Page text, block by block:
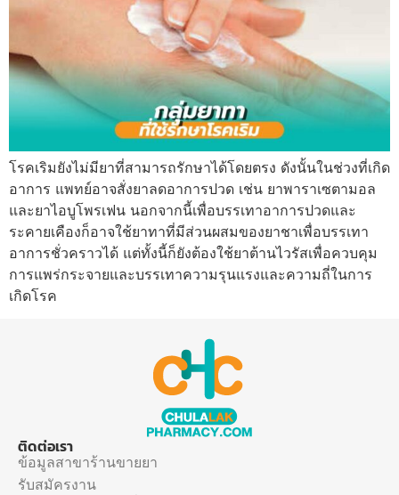
โรคเริมยังไม่มียาที่สามารถรักษาได้โดยตรง ดังนั้นในช่วงที่เกิด
อาการ แพทย์อาจสั่งยาลดอาการปวด เช่น ยาพาราเซตามอล
และยาไอบูโพรเฟน นอกจากนี้เพื่อบรรเทาอาการปวดและ
ระคายเคืองก็อาจใช้ยาทาที่มีส่วนผสมของยาชาเพื่อบรรเทา
อาการชั่วคราวได้ แต่ทั้งนี้ก็ยังต้องใช้ยาต้านไวรัสเพื่อควบคุม
การแพร่กระจายและบรรเทาความรุนแรงและความถี่ในการ
เกิดโรค
ติดต่อเรา
ข้อมูลสาขาร้านขายยา
รับสมัครงาน